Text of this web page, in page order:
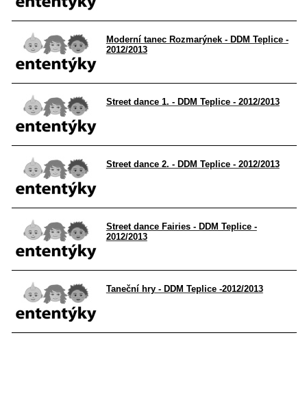
Moderní tanec Rozmarýnek - DDM Teplice -
2012/2013
Street dance 1. - DDM Teplice - 2012/2013
Street dance 2. - DDM Teplice - 2012/2013
Street dance Fairies - DDM Teplice -
2012/2013
Taneční hry - DDM Teplice -2012/2013